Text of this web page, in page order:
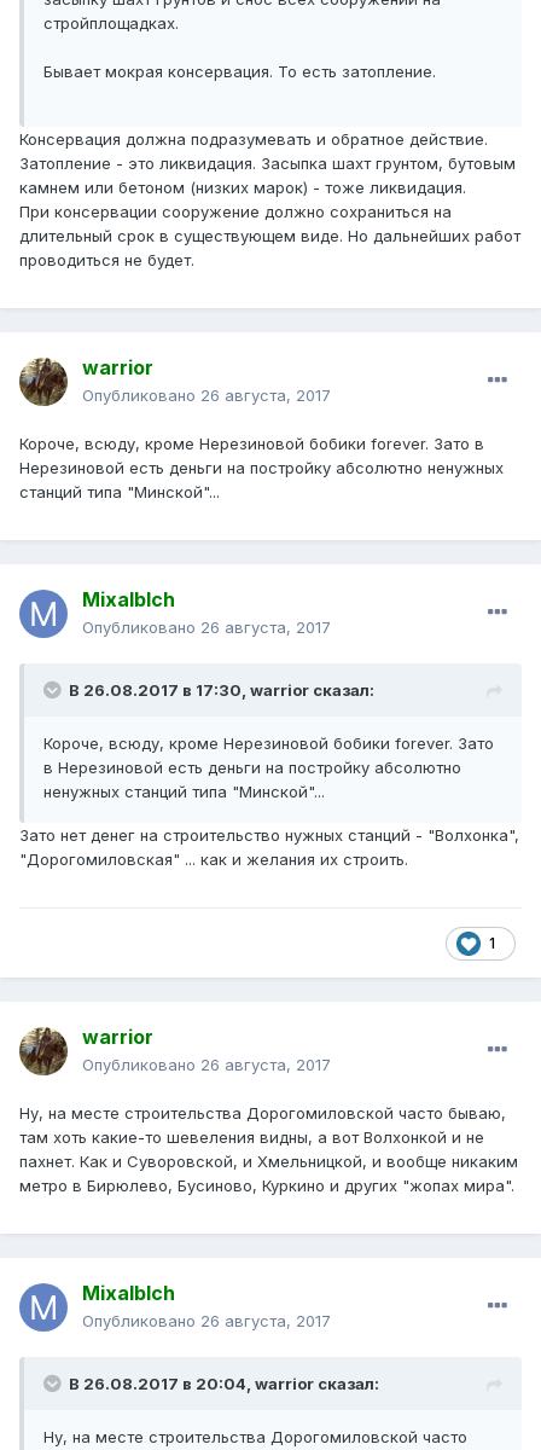
стройплощадках.
Бывает мокрая консервация. То есть затопление.
Консервация должна подразумевать и обратное действие.
Затопление - это ликвидация. Засыпка шахт грунтом, бутовым
камнем или бетоном (низких марок) - тоже ликвидация.
При консервации сооружение должно сохраниться на
длительный срок в существующем виде. Но дальнейших работ
проводиться не будет.
warrior
Опубликовано 26 августа, 2017
Короче, всюду, кроме Нерезиновой бобики forever. Зато в
Нерезиновой есть деньги на постройку абсолютно ненужных
станций типа "Минской"...
Mixalblch
Опубликовано 26 августа, 2017
В 26.08.2017 в 17:30, warrior сказал:
Короче, всюду, кроме Нерезиновой бобики forever. Зато
в Нерезиновой есть деньги на постройку абсолютно
ненужных станций типа "Минской"...
Зато нет денег на строительство нужных станций - "Волхонка",
"Дорогомиловская" ... как и желания их строить.
1
warrior
Опубликовано 26 августа, 2017
Ну, на месте строительства Дорогомиловской часто бываю,
там хоть какие-то шевеления видны, а вот Волхонкой и не
пахнет. Как и Суворовской, и Хмельницкой, и вообще никаким
метро в Бирюлево, Бусиново, Куркино и других "жопах мира".
Mixalblch
Опубликовано 26 августа, 2017
В 26.08.2017 в 20:04, warrior сказал:
Ну, на месте строительства Дорогомиловской часто